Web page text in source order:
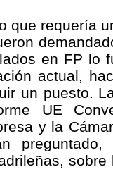
que requería
en FP lo
actual,
un puesto.
UE
y la